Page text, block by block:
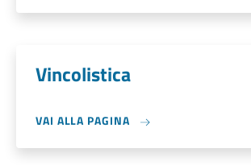
Vincolistica
VAI ALLA PAGINA